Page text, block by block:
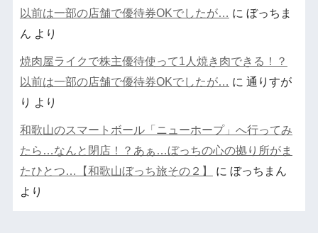
以前は一部の店舗で優待券OKでしたが… に ぼっちま
ん より
焼肉屋ライクで株主優待使って1人焼き肉できる！？
以前は一部の店舗で優待券OKでしたが… に 通りすが
り より
和歌山のスマートボール「ニューホープ」へ行ってみ
たら…なんと閉店！？あぁ…ぼっちの心の拠り所がま
たひとつ…【和歌山ぼっち旅その２】
に ぼっちまん
より